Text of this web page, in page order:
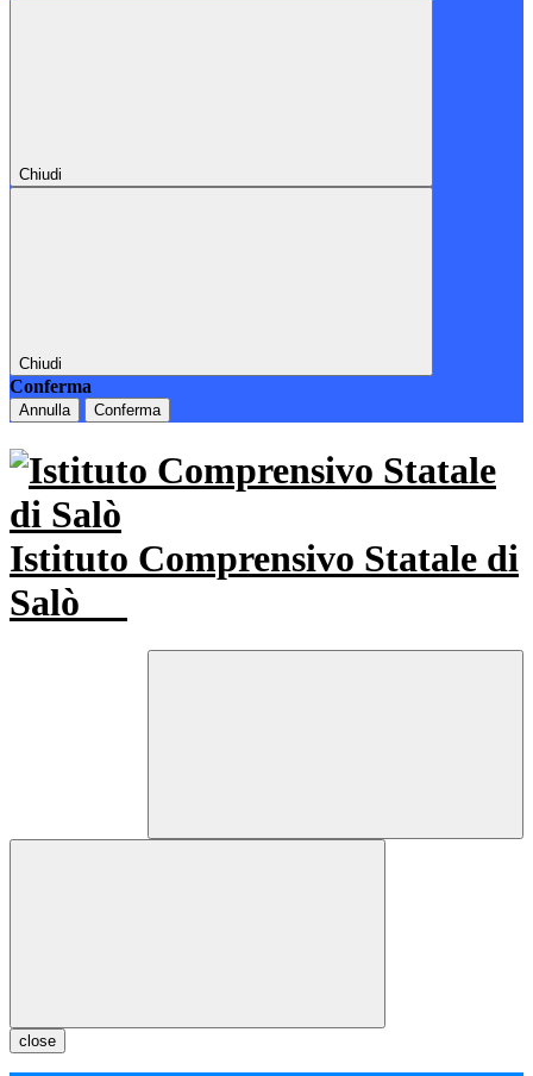
Chiudi
Chiudi
Conferma
Annulla Conferma
Istituto Comprensivo Statale di
Salò
close